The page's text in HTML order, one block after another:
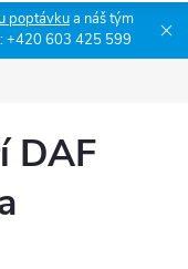
poptávkua náš tým
+420 603 425 599
DAF